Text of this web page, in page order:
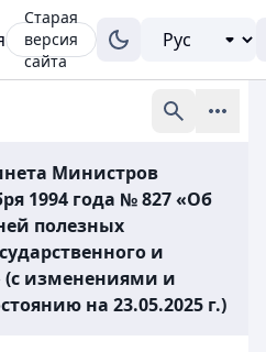
Старая
версия
сайта
Министров
1994 года № 827 «Об
полезных
и
(с изменениями и
на 23.05.2025 г.)